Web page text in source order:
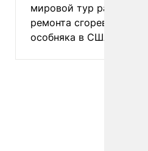
мировой тур ради
ремонта сгоревшего
особняка в США